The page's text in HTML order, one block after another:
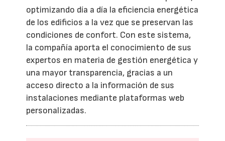
optimizando día a día la eficiencia energética
de los edificios a la vez que se preservan las
condiciones de confort. Con este sistema,
la compañía aporta el conocimiento de sus
expertos en materia de gestión energética y
una mayor transparencia, gracias a un
acceso directo a la información de sus
instalaciones mediante plataformas web
personalizadas.